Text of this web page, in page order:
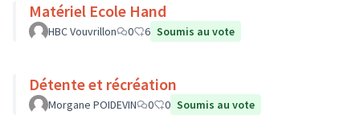
Matériel Ecole Hand
HBC Vouvrillon 0 6 Soumis au vote
Détente et récréation
Morgane POIDEVIN 0 0 Soumis au vote